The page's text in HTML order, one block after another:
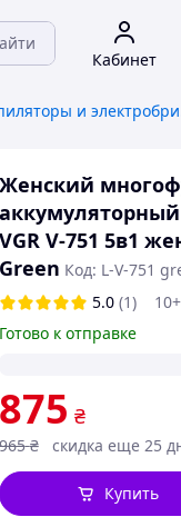
Кабинет
Женский
VGR V-751 5в1
Green Код: L-V-751
5.0 (1)
Готово к отправке
875 ₴
965 ₴ скидка еще 25
Купить